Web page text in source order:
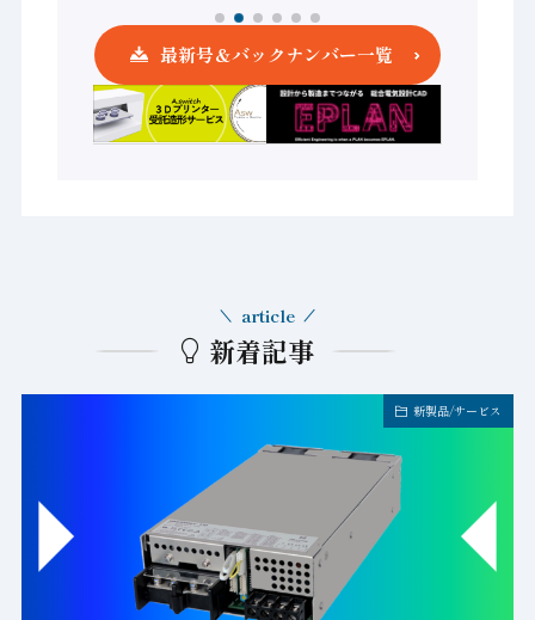
最新号＆バックナンバー一覧
新着記事
article
新製品/サービス